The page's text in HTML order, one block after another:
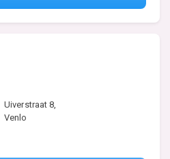
Uiverstraat 8,
Venlo